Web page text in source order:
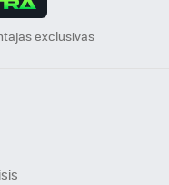
exclusivas